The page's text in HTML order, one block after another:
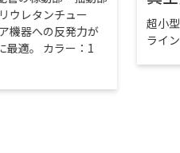
ウレタンチュー
機器への反発力が
最適。 カラー：1
超小
ライ